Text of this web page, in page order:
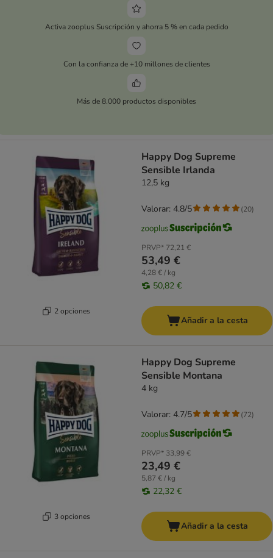
Activa zooplus Suscripción y ahorra 5 % en cada pedido
Con la confianza de +10 millones de clientes
Más de 8.000 productos disponibles
2 opciones
Happy Dog Supreme
Sensible Irlanda
12,5 kg
PRVP* 72,21 €
53,49 €
4,28 € / kg
50,82 €
Valorar: 4.8/5 (20)
Añadir a la cesta
3 opciones
Happy Dog Supreme
Sensible Montana
4 kg
PRVP* 33,99 €
23,49 €
5,87 € / kg
22,32 €
Valorar: 4.7/5 (72)
Añadir a la cesta